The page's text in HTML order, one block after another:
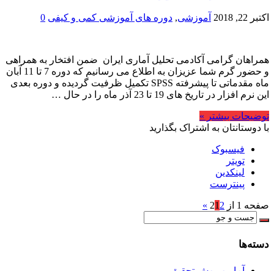
اکتبر 22, 2018 آموزشی, دوره های آموزشی کمی و کیفی 0
همراهان گرامی آکادمی تحلیل آماری ایران ضمن افتخار به همراهی
و حضور گرم شما عزیزان به اطلاع می رسانیم که دوره 7 تا 11 آبان
ماه مقدماتی تا پیشرفته SPSS تکمیل ظرفیت گردیده و دوره بعدی
این نرم افزار در تاریخ های 19 تا 23 آذر ماه را در حال …
توضیحات بیشتر »
با دوستانتان به اشتراک بگذارید
فیسبوک
تویتر
لینکدین
پینترست
صفحه 1 از 2 12
»
دسته‌ها